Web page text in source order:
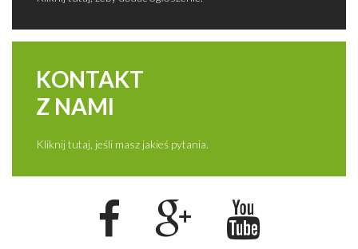
KONTAKT
Z NAMI
Kliknij tutaj, jeśli masz jakieś pytania.